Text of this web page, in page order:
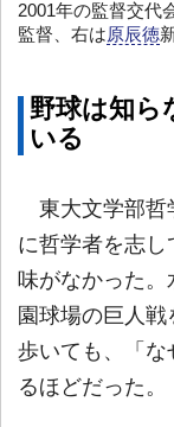
2001年の監督交代
監督、右は原辰徳
野球は知ら
いる
東大文学部哲
に哲学者を志
味がなかった。
園球場の巨人
歩いても、「
るほどだった。